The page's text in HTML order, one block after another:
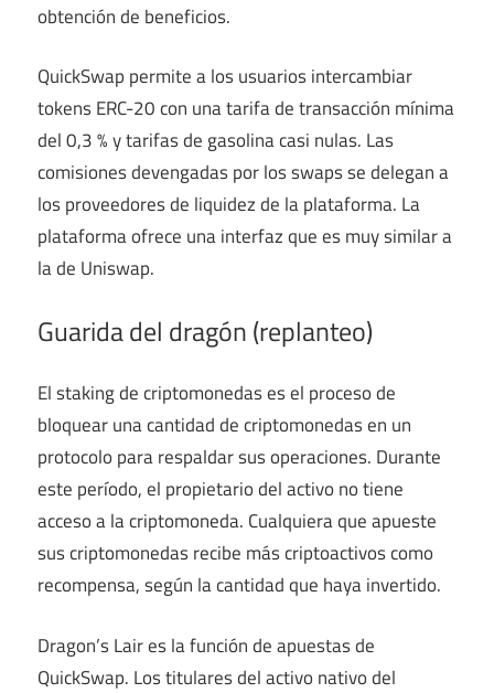
obtención de beneficios.
QuickSwap permite a los usuarios intercambiar
tokens ERC-20 con una tarifa de transacción mínima
del 0,3 % y tarifas de gasolina casi nulas. Las
comisiones devengadas por los swaps se delegan a
los proveedores de liquidez de la plataforma. La
plataforma ofrece una interfaz que es muy similar a
la de Uniswap.
Guarida del dragón (replanteo)
El staking de criptomonedas es el proceso de
bloquear una cantidad de criptomonedas en un
protocolo para respaldar sus operaciones. Durante
este período, el propietario del activo no tiene
acceso a la criptomoneda. Cualquiera que apueste
sus criptomonedas recibe más criptoactivos como
recompensa, según la cantidad que haya invertido.
Dragon’s Lair es la función de apuestas de
QuickSwap. Los titulares del activo nativo del